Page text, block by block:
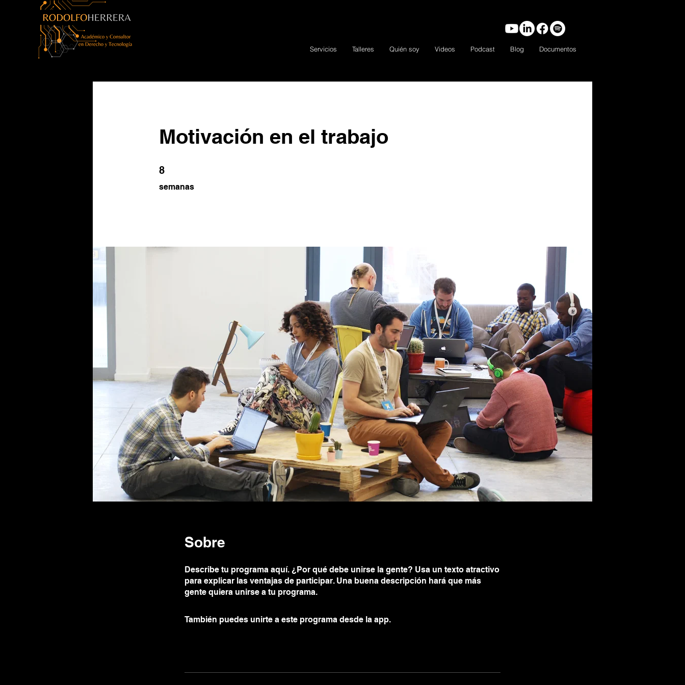
Servicios Talleres Quién soy Videos Podcast Blog Documentos
Motivación en el trabajo
8
semanas
8 semanas
Sobre
Describe tu programa aquí. ¿Por qué debe unirse la gente? Usa un texto atractivo
para explicar las ventajas de participar. Una buena descripción hará que más
gente quiera unirse a tu programa.
También puedes unirte a este programa desde la app.